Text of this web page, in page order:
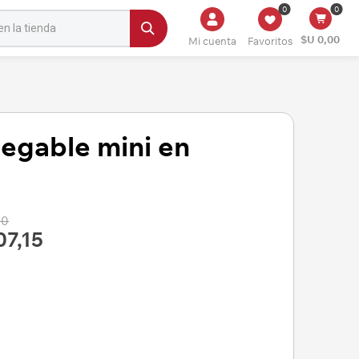
Mi cuenta Favoritos
0 0
$U 0,00
mini en